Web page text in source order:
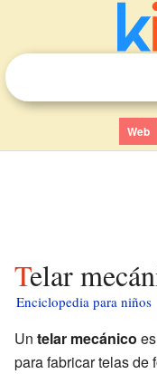
Web
Telar
Enciclopedia para niños
Un telar mecánico
para fabricar telas de